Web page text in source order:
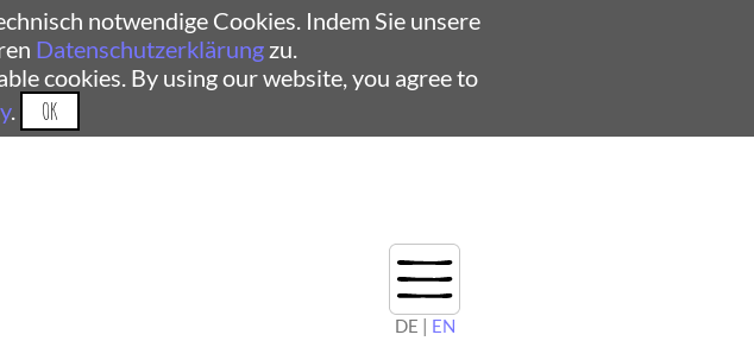
notwendige Cookies. Indem Sie unsere
Datenschutzerklärung zu.
cookies. By using our website, you agree to
. OK
DE | EN